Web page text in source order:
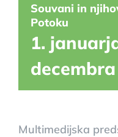
Souvani in
Potoku
1.
decembra
Multimedijska